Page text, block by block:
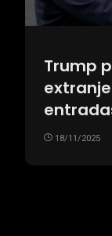
Trump
18/11/2025